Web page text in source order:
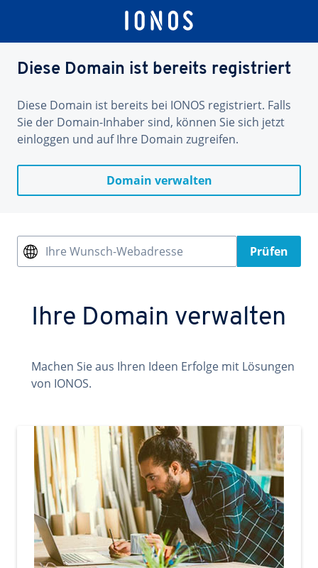
Diese Domain ist bereits registriert
Diese Domain ist bereits bei IONOS registriert. Falls
Sie der Domain-Inhaber sind, können Sie sich jetzt
einloggen und auf Ihre Domain zugreifen.
Domain verwalten
Ihre Wunsch-Webadresse Prüfen
Ihre Domain verwalten
Machen Sie aus Ihren Ideen Erfolge mit Lösungen
von IONOS.